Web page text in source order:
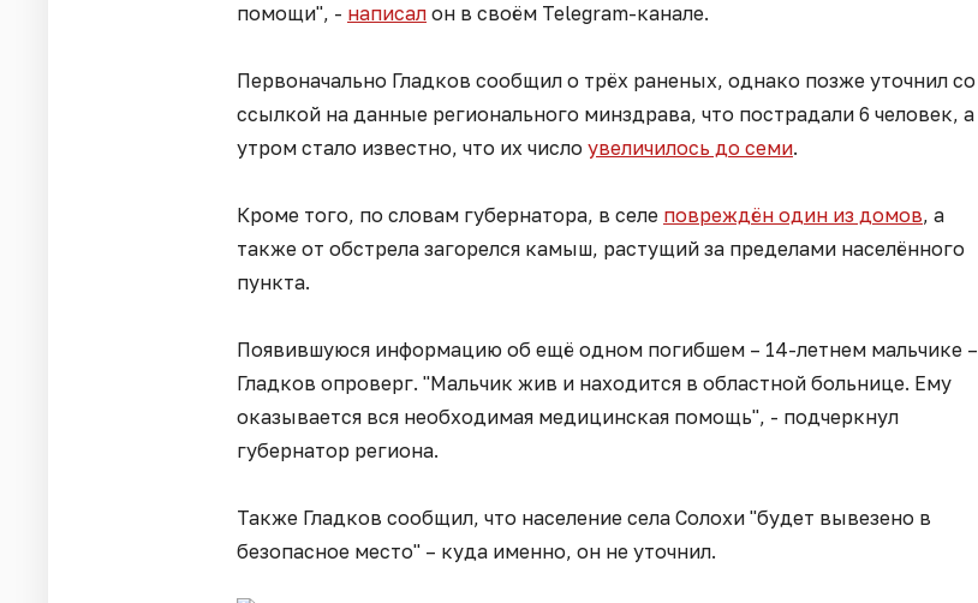
помощи", - написал он в своём Telegram-канале.
Первоначально Гладков сообщил о трёх раненых, однако позже уточнил со
ссылкой на данные регионального минздрава, что пострадали 6 человек, а
утром стало известно, что их число увеличилось до семи.
Кроме того, по словам губернатора, в селе повреждён один из домов, а
также от обстрела загорелся камыш, растущий за пределами населённого
пункта.
Появившуюся информацию об ещё одном погибшем – 14-летнем мальчике –
Гладков опроверг. "Мальчик жив и находится в областной больнице. Ему
оказывается вся необходимая медицинская помощь", - подчеркнул
губернатор региона.
Также Гладков сообщил, что население села Солохи "будет вывезено в
безопасное место" – куда именно, он не уточнил.